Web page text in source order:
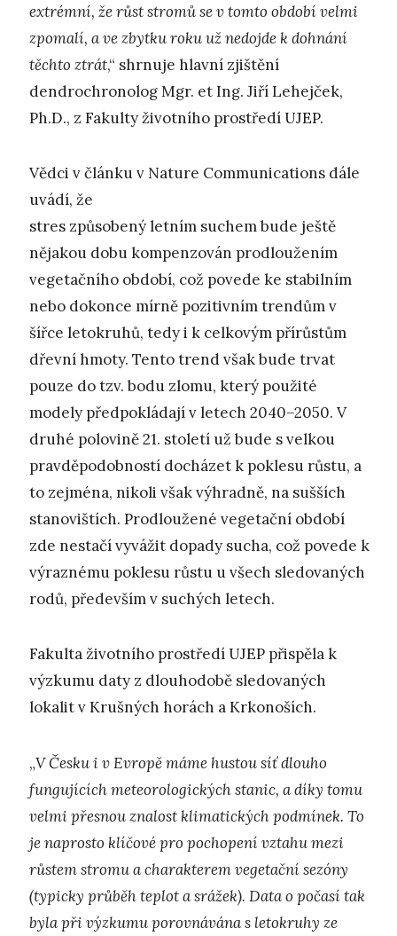
extrémní, že růst stromů se v tomto období velmi
zpomalí, a ve zbytku roku už nedojde k dohnání
těchto ztrát,“ shrnuje hlavní zjištění
dendrochronolog Mgr. et Ing. Jiří Lehejček,
Ph.D., z Fakulty životního prostředí UJEP.
Vědci v článku v Nature Communications dále
uvádí, že
stres způsobený letním suchem bude ještě
nějakou dobu kompenzován prodloužením
vegetačního období, což povede ke stabilním
nebo dokonce mírně pozitivním trendům v
šířce letokruhů, tedy i k celkovým přírůstům
dřevní hmoty. Tento trend však bude trvat
pouze do tzv. bodu zlomu, který použité
modely předpokládají v letech 2040–2050. V
druhé polovině 21. století už bude s velkou
pravděpodobností docházet k poklesu růstu, a
to zejména, nikoli však výhradně, na sušších
stanovištích. Prodloužené vegetační období
zde nestačí vyvážit dopady sucha, což povede k
výraznému poklesu růstu u všech sledovaných
rodů, především v suchých letech.
Fakulta životního prostředí UJEP přispěla k
výzkumu daty z dlouhodobě sledovaných
lokalit v Krušných horách a Krkonoších.
„V Česku i v Evropě máme hustou síť dlouho
fungujících meteorologických stanic, a díky tomu
velmi přesnou znalost klimatických podmínek. To
je naprosto klíčové pro pochopení vztahu mezi
růstem stromu a charakterem vegetační sezóny
(typicky průběh teplot a srážek). Data o počasí tak
byla při výzkumu porovnávána s letokruhy ze